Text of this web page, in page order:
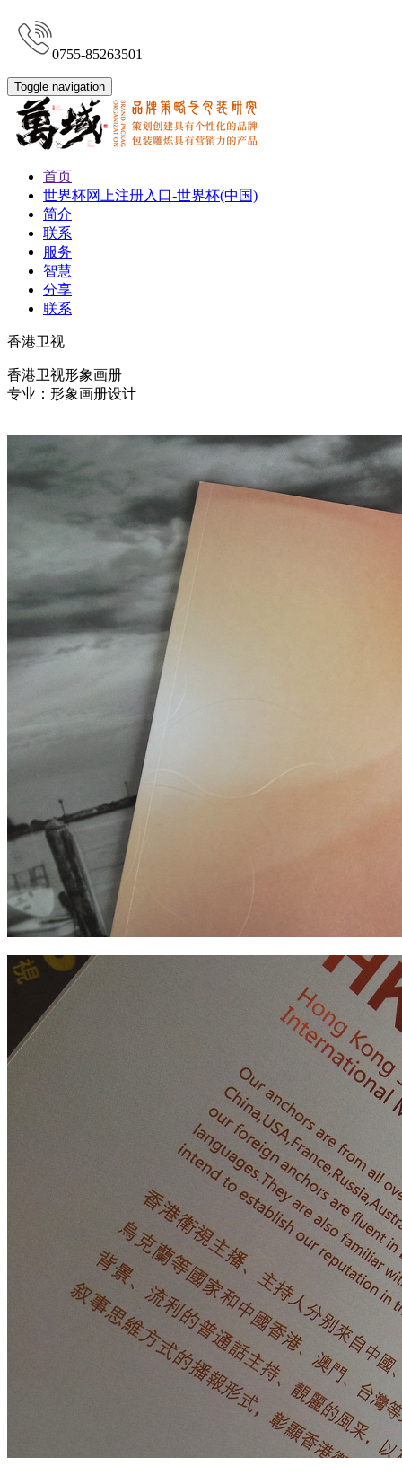
0755-85263501
Toggle navigation
首页
世界杯网上注册入口-世界杯(中国)
简介
联系
服务
智慧
分享
联系
香港卫视
香港卫视形象画册
专业：形象画册设计